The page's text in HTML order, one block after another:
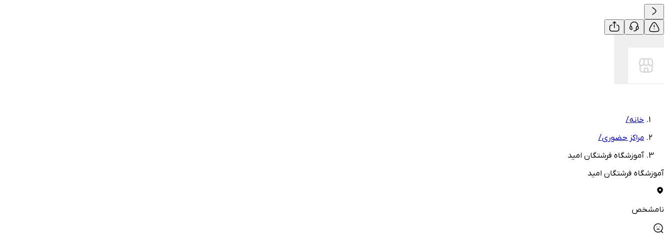
خانه/
مراکز حضوری/
آموزشگاه فرشتگان امید
آموزشگاه فرشتگان امید
نامشخص